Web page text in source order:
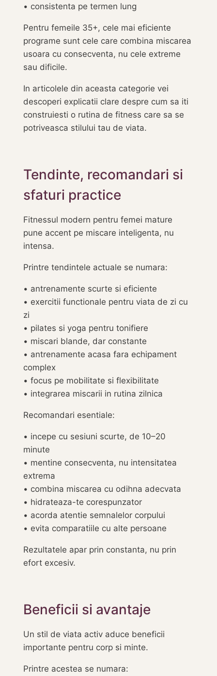
• consistenta pe termen lung
Pentru femeile 35+, cele mai eficiente
programe sunt cele care combina miscarea
usoara cu consecventa, nu cele extreme
sau dificile.
In articolele din aceasta categorie vei
descoperi explicatii clare despre cum sa iti
construiesti o rutina de fitness care sa se
potriveasca stilului tau de viata.
Tendinte, recomandari si
sfaturi practice
Fitnessul modern pentru femei mature
pune accent pe miscare inteligenta, nu
intensa.
Printre tendintele actuale se numara:
• antrenamente scurte si eficiente
• exercitii functionale pentru viata de zi cu
zi
• pilates si yoga pentru tonifiere
• miscari blande, dar constante
• antrenamente acasa fara echipament
complex
• focus pe mobilitate si flexibilitate
• integrarea miscarii in rutina zilnica
Recomandari esentiale:
• incepe cu sesiuni scurte, de 10–20
minute
• mentine consecventa, nu intensitatea
extrema
• combina miscarea cu odihna adecvata
• hidrateaza-te corespunzator
• acorda atentie semnalelor corpului
• evita comparatiile cu alte persoane
Rezultatele apar prin constanta, nu prin
efort excesiv.
Beneficii si avantaje
Un stil de viata activ aduce beneficii
importante pentru corp si minte.
Printre acestea se numara: